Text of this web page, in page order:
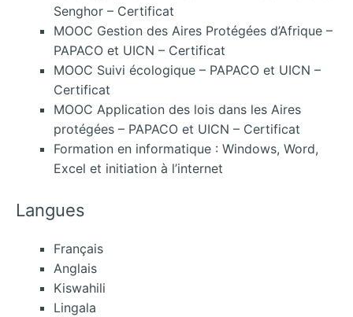
Senghor – Certificat
MOOC Gestion des Aires Protégées d’Afrique –
PAPACO et UICN – Certificat
MOOC Suivi écologique – PAPACO et UICN –
Certificat
MOOC Application des lois dans les Aires
protégées – PAPACO et UICN – Certificat
Formation en informatique : Windows, Word,
Excel et initiation à l’internet
Langues
Français
Anglais
Kiswahili
Lingala